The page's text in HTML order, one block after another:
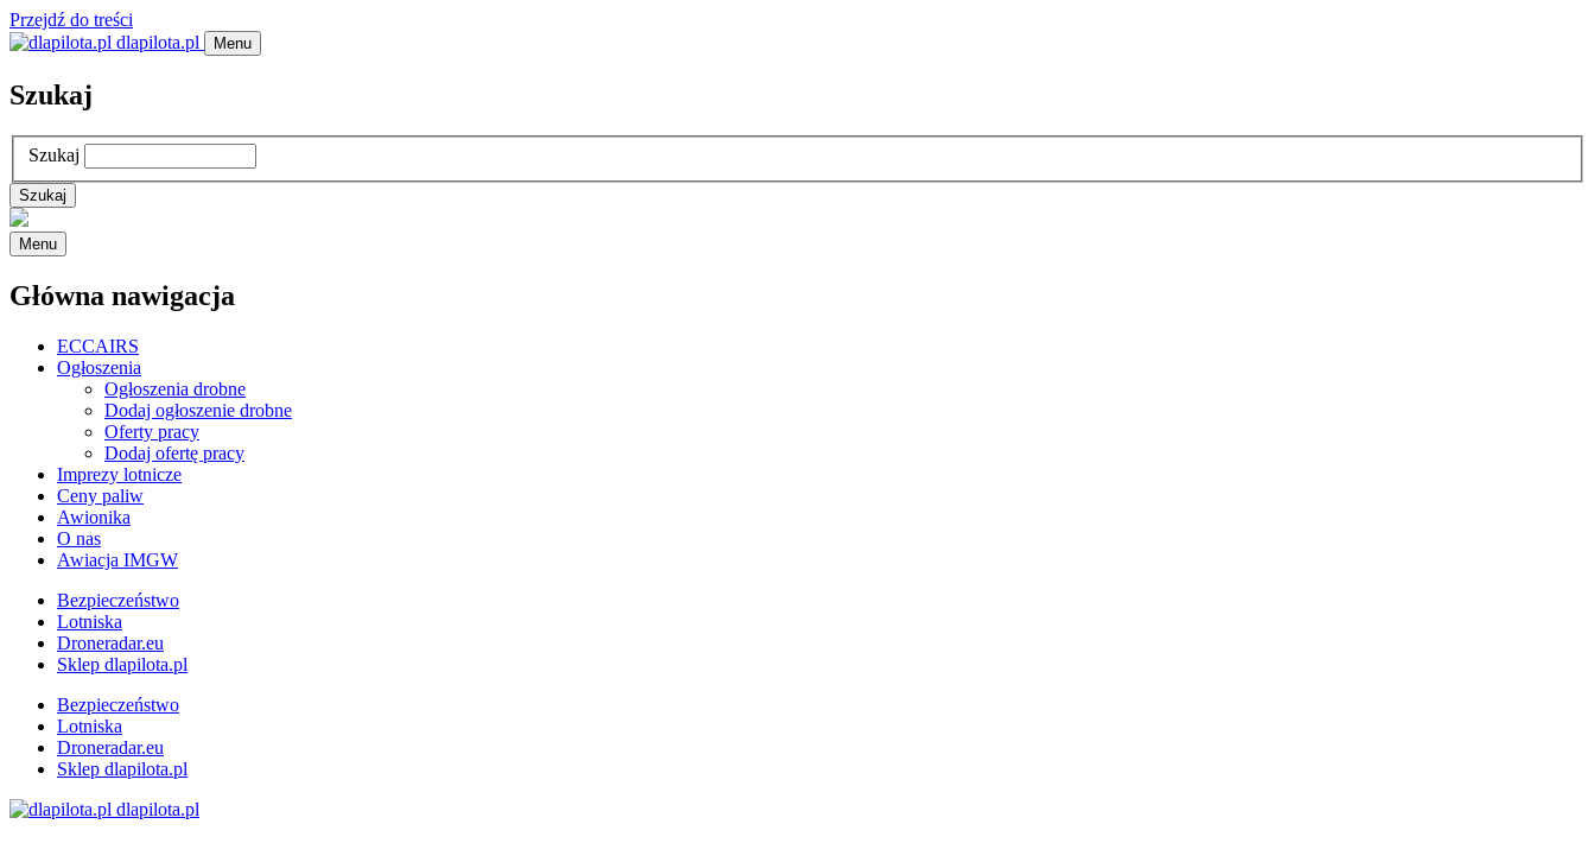
Przejdź do treści
dlapilota.pl
Menu
Szukaj
Szukaj
Menu
Główna nawigacja
ECCAIRS
Ogłoszenia
Ogłoszenia drobne
Dodaj ogłoszenie drobne
Oferty pracy
Dodaj ofertę pracy
Imprezy lotnicze
Ceny paliw
Awionika
O nas
Awiacja IMGW
Bezpieczeństwo
Lotniska
Droneradar.eu
Sklep dlapilota.pl
Bezpieczeństwo
Lotniska
Droneradar.eu
Sklep dlapilota.pl
dlapilota.pl